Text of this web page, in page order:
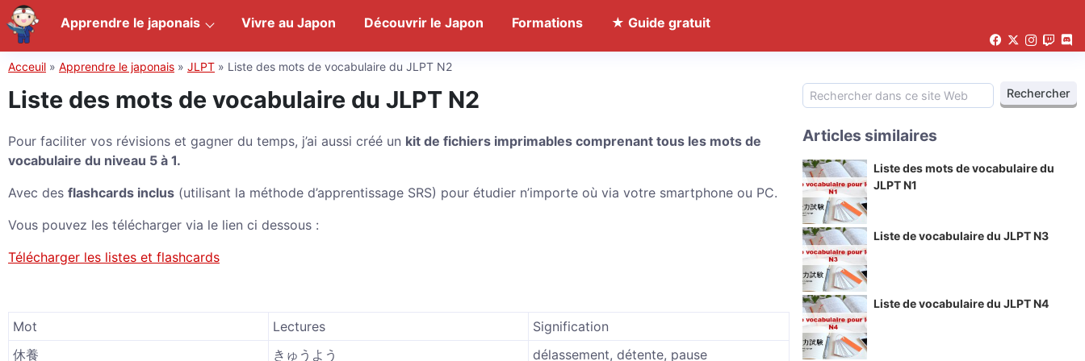
Acceuil » Apprendre le japonais » JLPT » Liste des mots de vocabulaire du JLPT N2
Liste des mots de vocabulaire du JLPT N2
Pour faciliter vos révisions et gagner du temps, j’ai aussi créé un kit de fichiers imprimables comprenant tous les mots de
vocabulaire du niveau 5 à 1.
Avec des flashcards inclus (utilisant la méthode d’apprentissage SRS) pour étudier n’importe où via votre smartphone ou PC.
Vous pouvez les télécharger via le lien ci dessous :
Télécharger les listes et flashcards
Mot Lectures
Signification
休養
きゅうよう délassement, détente, pause
Articles similaires
Liste des mots de vocabulaire du
JLPT N1
Liste de vocabulaire du JLPT N3
Liste de vocabulaire du JLPT N4
Apprendre le japonais Vivre au Japon Découvrir le Japon Formations ★ Guide gratuit